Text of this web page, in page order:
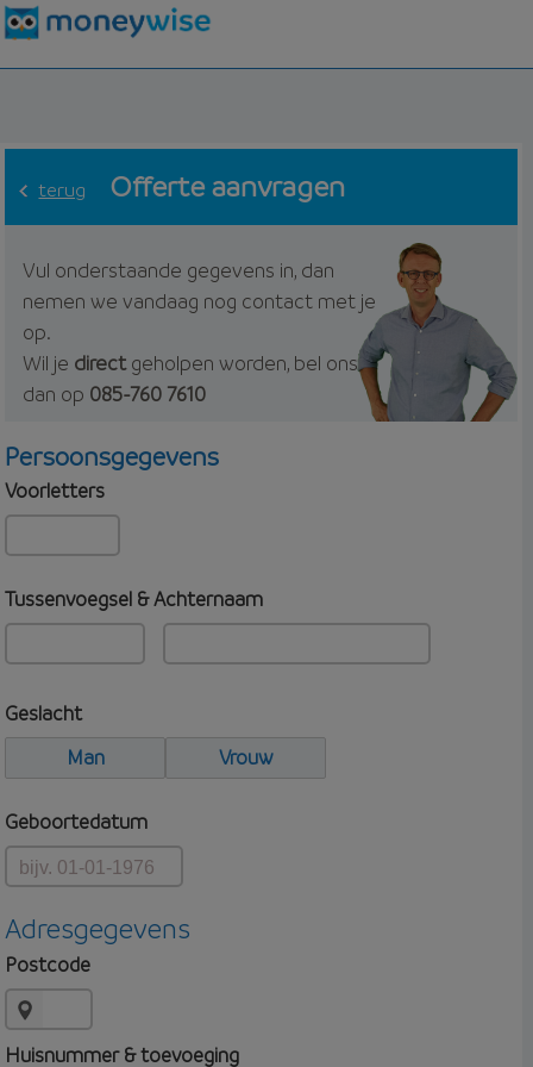
terug Offerte aanvragen
Vul onderstaande gegevens in, dan
nemen we vandaag nog contact met je
op.
Wil je directgeholpen worden, bel ons
dan op 085-760 7610
Persoonsgegevens
Voorletters
Tussenvoegsel & Achternaam
Geslacht
Man
Vrouw
Geboortedatum
Adresgegevens
Postcode
Huisnummer & toevoeging